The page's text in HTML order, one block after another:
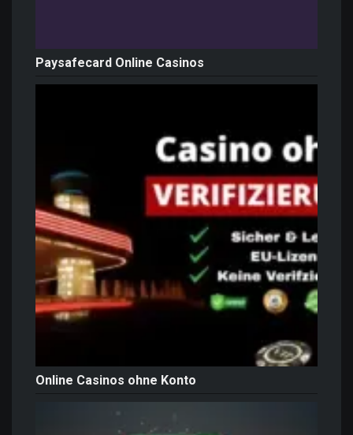
Paysafecard Online Casinos
Online Casinos ohne Konto